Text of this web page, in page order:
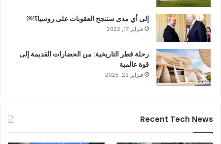
إلى أي مدى ستنجح العقوبات على روسيا؟￼
فبراير 17, 2022
رحلة قطر التاريخية: من الحضارات القديمة إلى
قوة عالمية
فبراير 22, 2025
Recent Tech News